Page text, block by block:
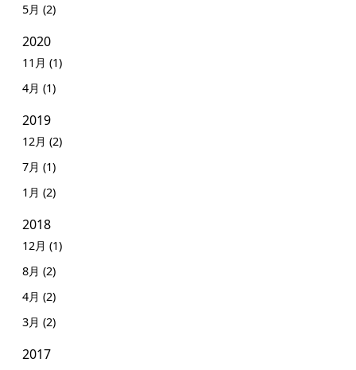
5月 (2)
2020
11月 (1)
4月 (1)
2019
12月 (2)
7月 (1)
1月 (2)
2018
12月 (1)
8月 (2)
4月 (2)
3月 (2)
2017